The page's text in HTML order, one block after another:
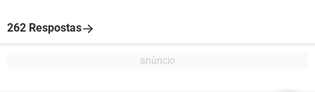
262 Respostas